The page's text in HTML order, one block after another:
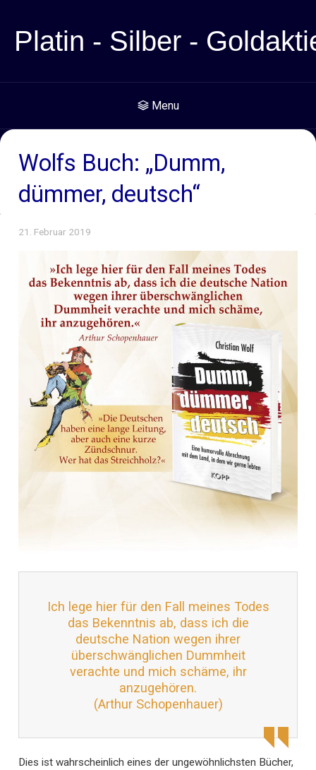
Platin - Silber -
Menu
Wolfs Buch: „Dumm,
dümmer, deutsch“
21. Februar 2019
Ich lege hier für den Fall meines Todes
das Bekenntnis ab, dass ich die
deutsche Nation wegen ihrer
überschwänglichen Dummheit
verachte und mich schäme, ihr
anzugehören.
(Arthur Schopenhauer)
Dies ist wahrscheinlich eines der ungewöhnlichsten Bücher,